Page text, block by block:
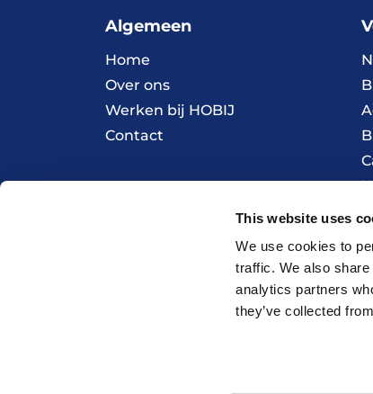
This website uses
We use cookies to
traffic. We also
analytics partners
they’ve collected
Algemeen
Home
Over ons
Werken bij HOBIJ
Contact